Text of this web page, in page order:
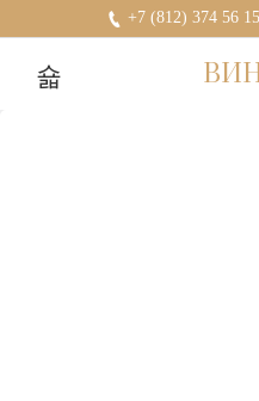
+7 (812) 374 56 15